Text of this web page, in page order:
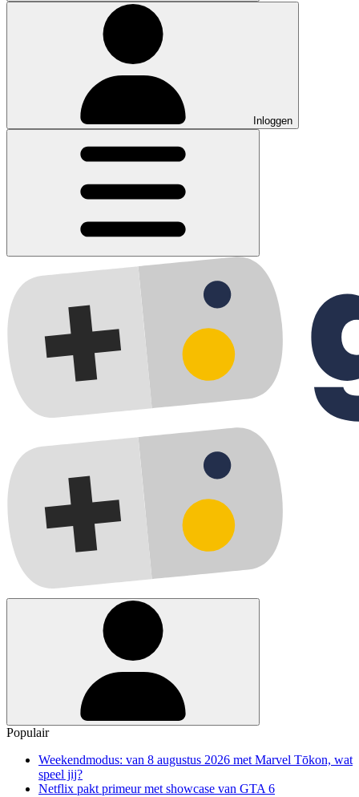
Inloggen
Populair
Weekendmodus: van 8 augustus 2026 met Marvel Tōkon, wat
speel jij?
Netflix pakt primeur met showcase van GTA 6